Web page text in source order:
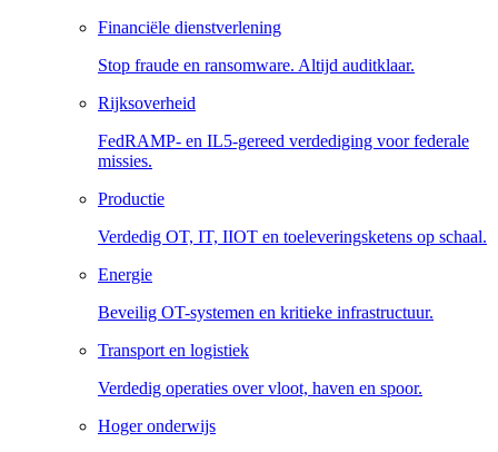
Financiële dienstverlening
Stop fraude en ransomware. Altijd auditklaar.
Rijksoverheid
FedRAMP- en IL5-gereed verdediging voor federale
missies.
Productie
Verdedig OT, IT, IIOT en toeleveringsketens op schaal.
Energie
Beveilig OT-systemen en kritieke infrastructuur.
Transport en logistiek
Verdedig operaties over vloot, haven en spoor.
Hoger onderwijs